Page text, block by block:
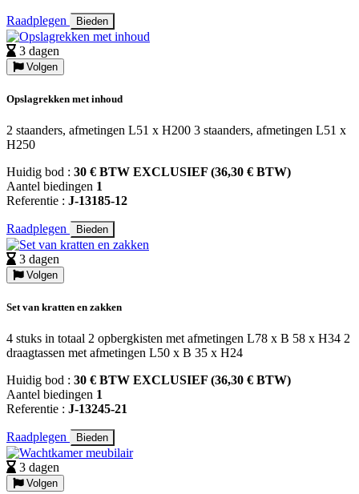
Raadplegen Bieden
3 dagen
Volgen
Opslagrekken met inhoud
2 staanders, afmetingen L51 x H200 3 staanders, afmetingen L51 x
H250
Huidig bod : 30 € BTW EXCLUSIEF (36,30 € BTW)
Aantel biedingen 1
Referentie : J-13185-12
Raadplegen Bieden
3 dagen
Volgen
Set van kratten en zakken
4 stuks in totaal 2 opbergkisten met afmetingen L78 x B 58 x H34 2
draagtassen met afmetingen L50 x B 35 x H24
Huidig bod : 30 € BTW EXCLUSIEF (36,30 € BTW)
Aantel biedingen 1
Referentie : J-13245-21
Raadplegen Bieden
3 dagen
Volgen